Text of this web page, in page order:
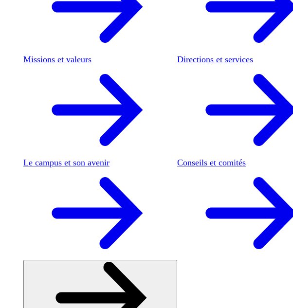
Missions et valeurs
Le campus et son avenir
Directions et services
Conseils et comités